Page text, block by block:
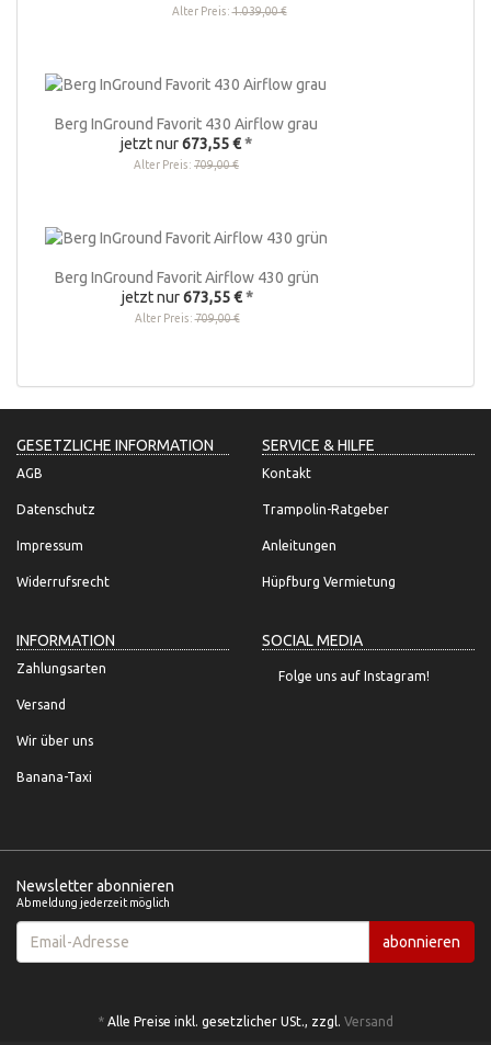
Alter Preis:1.039,00 €
Berg InGround Favorit 430 Airflow grau
jetzt nur673,55 €*
Alter Preis: 709,00 €
Berg InGround Favorit Airflow 430 grün
jetzt nur673,55 € *
Alter Preis:709,00 €
GESETZLICHE INFORMATION
AGB
Datenschutz
Impressum
Widerrufsrecht
SERVICE & HILFE
Kontakt
Trampolin-Ratgeber
Anleitungen
Hüpfburg Vermietung
INFORMATION
Zahlungsarten
Versand
Wir über uns
Banana-Taxi
SOCIAL MEDIA
Folge uns auf Instagram!
Newsletter abonnieren
Abmeldung jederzeit möglich
Email-
Adresse
abonnieren
* Alle Preise inkl. gesetzlicher USt., zzgl. Versand